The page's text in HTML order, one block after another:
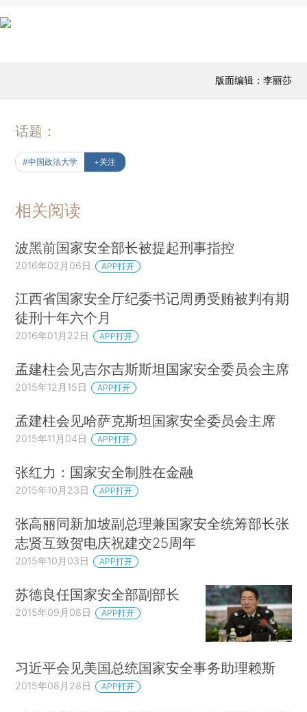
版面编辑：李丽莎
话题：
#中国政法大学 +关注
相关阅读
波黑前国家安全部长被提起刑事指控
2016年02月06日 APP打开
江西省国家安全厅纪委书记周勇受贿被判有期
徒刑十年六个月
2016年01月22日 APP打开
孟建柱会见吉尔吉斯斯坦国家安全委员会主席
2015年12月15日 APP打开
孟建柱会见哈萨克斯坦国家安全委员会主席
2015年11月04日 APP打开
张红力：国家安全制胜在金融
2015年10月23日 APP打开
张高丽同新加坡副总理兼国家安全统筹部长张
志贤互致贺电庆祝建交25周年
2015年10月03日 APP打开
苏德良任国家安全部副部长
2015年09月08日 APP打开
习近平会见美国总统国家安全事务助理赖斯
2015年08月28日 APP打开